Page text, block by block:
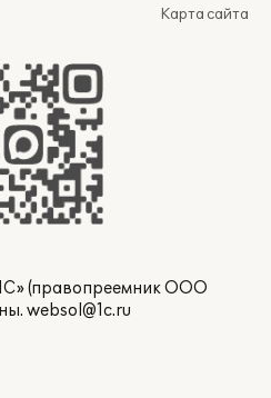
Карта сайта
(правопреемник ООО
websol@1c.ru